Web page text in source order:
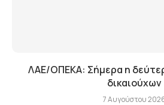
ΛΑΕ/ΟΠΕΚΑ: Σήμερα η
δικαιούχων
7 Αυγούστου